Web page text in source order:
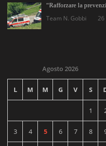
“Rafforzare la
Team N. Gobbi 26
Agosto 2026
L M M G V S
1
3 4 5 6 7 8